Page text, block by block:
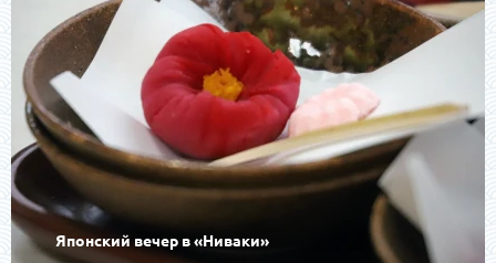
Японский вечер в «Ниваки»